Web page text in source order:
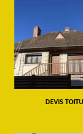
DEVIS